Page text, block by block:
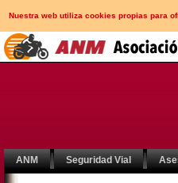
Nuestra web utiliza cookies propias para
ANM Seguridad Vial